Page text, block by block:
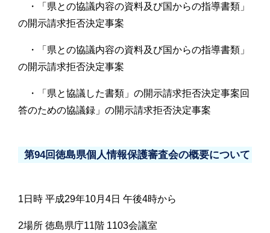
・「県との協議内容の資料及び国からの指導書類」
の開示請求拒否決定事案
・「県との協議内容の資料及び国からの指導書類」
の開示請求拒否決定事案
・「県と協議した書類」の開示請求拒否決定事案回
答のための協議録」の開示請求拒否決定事案
第94回徳島県個人情報保護審査会の概要について
1日時 平成29年10月4日 午後4時から
2場所 徳島県庁11階 1103会議室